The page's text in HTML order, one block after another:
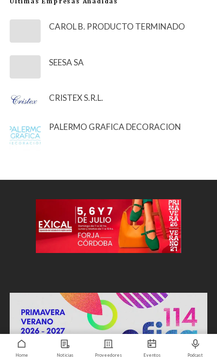
CAROL B. PRODUCTO TERMINADO
SEESA SA
CRISTEX S.R.L.
PALERMO GRAFICA DECORACION
Home Noticias Proveedores Eventos Podcast